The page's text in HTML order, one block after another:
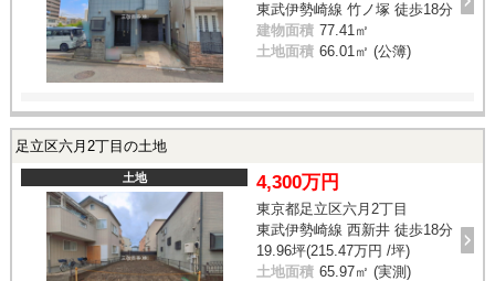
東武伊勢崎線 竹ノ塚 徒歩18分
建物面積 77.41㎡
土地面積 66.01㎡ (公簿)
足立区六月2丁目の土地
土地 4,300万円
東京都足立区六月2丁目
東武伊勢崎線 西新井 徒歩18分
19.96坪(215.47万円 /坪)
土地面積 65.97㎡ (実測)